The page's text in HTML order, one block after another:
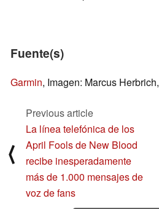
Fuente(s)
Garmin, Imagen: Marcus Herbrich,
⟨
Previous article
La línea telefónica de los
April Fools de New Blood
recibe inesperadamente
más de 1.000 mensajes de
voz de fans